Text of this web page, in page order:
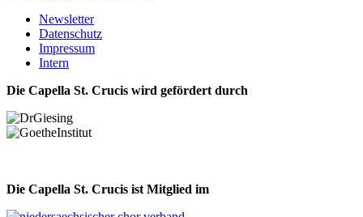
Newsletter
Datenschutz
Impressum
Intern
Die Capella St. Crucis wird gefördert durch
Die Capella St. Crucis ist Mitglied im